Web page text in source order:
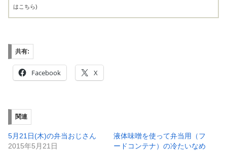
はこちら)
共有:
Facebook X
関連
5月21日(木)の弁当おじさん
2015年5月21日
液体味噌を使って弁当用（フ
ードコンテナ）の冷たいなめ